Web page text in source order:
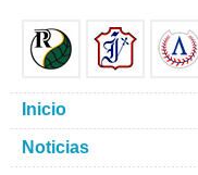
Inicio
Noticias